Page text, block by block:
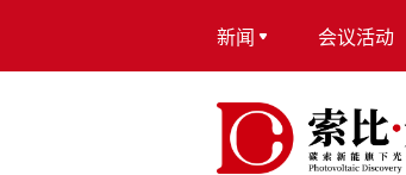
新闻 会议活动